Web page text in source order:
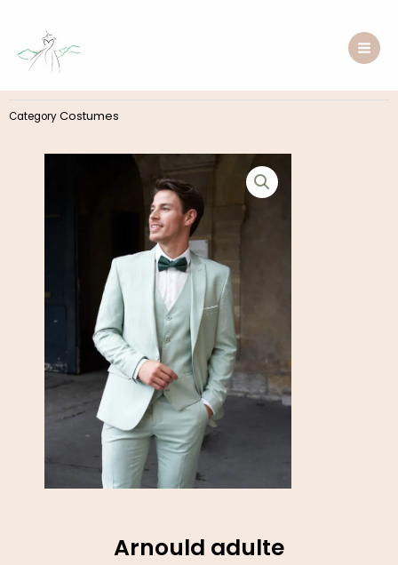
contenu
CategoryCostumes
Arnould adulte